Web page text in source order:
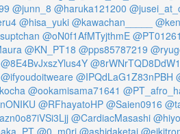
@junn_8 @haruka121200
@hisa_yuki @kawachan_____
@oN0f1AfMTyjthmE
@KN_PT18 @pps85787219
@8E4BvJxszYlus4Y
@ifyoudoitweare @IPQdLaG1Z83nPBH
@ookamisama71641
@RFhayatoHP @Saien0916
@CardiacMasashi
@0_m0ri @ashidaketai